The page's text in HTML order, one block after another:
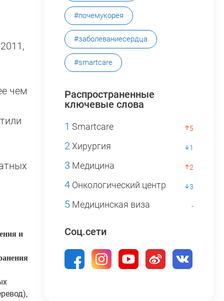
чем
и
#почемукорея
#заболеваниесердца
#smartcare
Распространенные
ключевые слова
1 Smartcare 5
2Хирургия 1
3 Медицина 2
4 Онкологический центр 3
5 Медицинская виза -
Соц.сети